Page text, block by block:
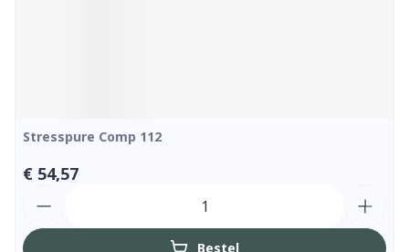
Stresspure Comp 112
€ 54,57
Bestel